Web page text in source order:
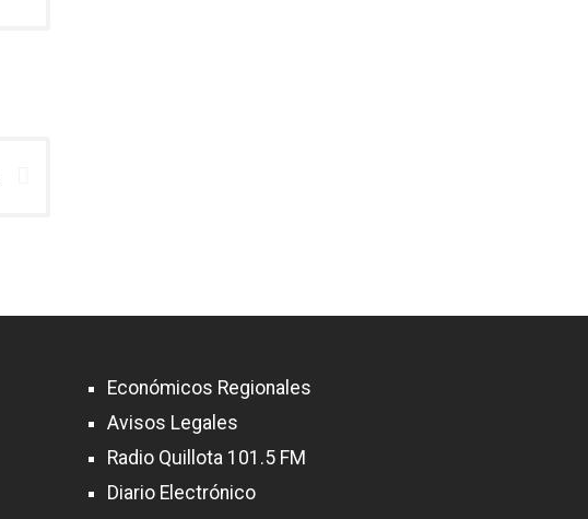
Económicos Regionales
Avisos Legales
Radio Quillota 101.5 FM
Diario Electrónico